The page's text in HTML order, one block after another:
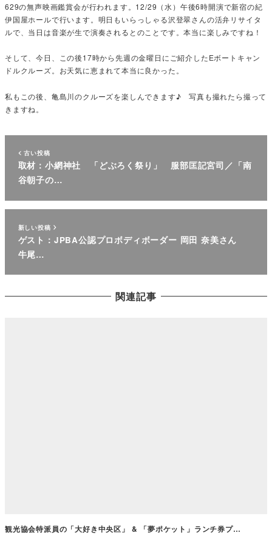
629の無声映画鑑賞会が行われます。12/29（水）午後6時開演で新宿の紀
伊国屋ホールで行います。明日もいらっしゃる沢登翠さんの活弁リサイタ
ルで、当日は音楽が生で演奏されるとのことです。本当に楽しみですね！
そして、今日、この後17時から先週の金曜日にご紹介したEボートキャン
ドルクルーズ。お天気に恵まれて本当に良かった。
私もこの後、亀島川のクルーズを楽しんできます♪ 写真も撮れたら撮って
きますね。
古い投稿
取材：小網神社 「どぶろく祭り」 服部匡記宮司／「南
谷朝子の…
新しい投稿
ゲスト：JPBA公認プロボディボーダー 岡田 奈美さん
牛尾…
関連記事
観光協会特派員の「大好き中央区」 & 「夢ポケット」ランチ券プ…